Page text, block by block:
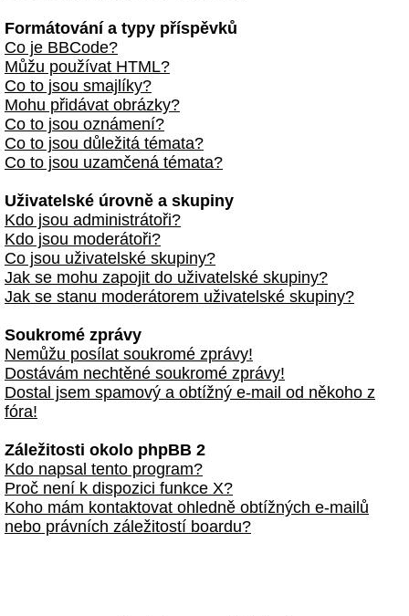
Formátování a typy příspěvků
Co je BBCode?
Můžu používat HTML?
Co to jsou smajlíky?
Mohu přidávat obrázky?
Co to jsou oznámení?
Co to jsou důležitá témata?
Co to jsou uzamčená témata?
Uživatelské úrovně a skupiny
Kdo jsou administrátoři?
Kdo jsou moderátoři?
Co jsou uživatelské skupiny?
Jak se mohu zapojit do uživatelské skupiny?
Jak se stanu moderátorem uživatelské skupiny?
Soukromé zprávy
Nemůžu posílat soukromé zprávy!
Dostávám nechtěné soukromé zprávy!
Dostal jsem spamový a obtížný e-mail od někoho z
fóra!
Záležitosti okolo phpBB 2
Kdo napsal tento program?
Proč není k dispozici funkce X?
Koho mám kontaktovat ohledně obtížných e-mailů
nebo právních záležitostí boardu?